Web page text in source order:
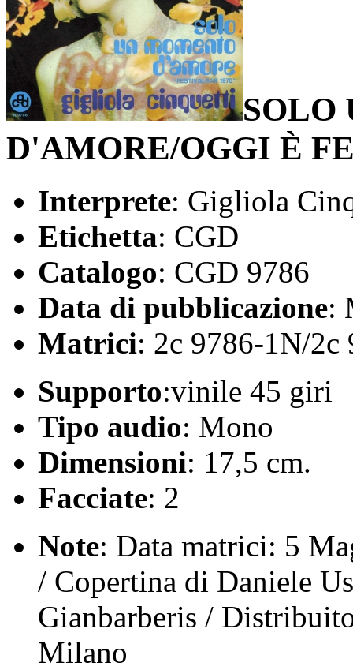
SOLO
D'AMORE/OGGI È
Interprete: Gigliola
Etichetta: CGD
Catalogo: CGD 9786
Data di pubblicazione:
Matrici: 2c 9786-1N/2c
Supporto:vinile 45 giri
Tipo audio: Mono
Dimensioni: 17,5 cm.
Facciate: 2
Note: Data matrici: 5
/ Copertina di Daniele
Gianbarberis /
Milano